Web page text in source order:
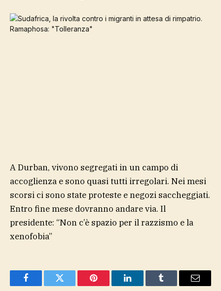
A Durban, vivono segregati in un campo di
accoglienza e sono quasi tutti irregolari. Nei mesi
scorsi ci sono state proteste e negozi saccheggiati.
Entro fine mese dovranno andare via. Il
presidente: “Non c’è spazio per il razzismo e la
xenofobia”
FacebookTwitter Pinterest LinkedInTumblr Email